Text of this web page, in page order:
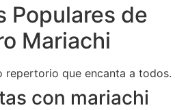
Populares de
Mariachi
repertorio que encanta a todos.
con mariachi